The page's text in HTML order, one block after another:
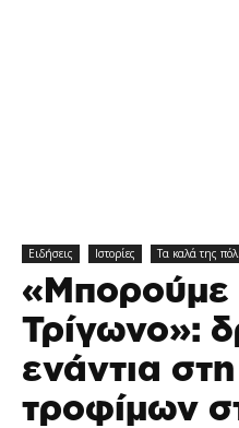
Ειδήσεις Ιστορίες Τα καλά της
«Μπορούμε
Τρίγωνο»:
ενάντια
τροφίμων